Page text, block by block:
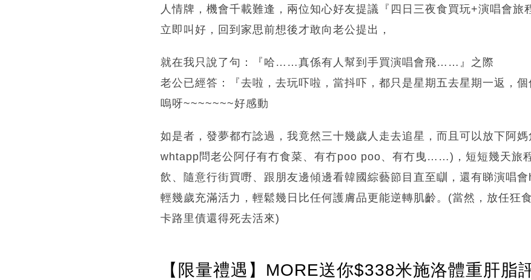
人情牌，機會千載難逢，兩位知心好友提議『四日三夜食買玩+演唱會旅
立即叫好，回到家思前想後才敢向老公提出，
就在我只說了句：『哈……真係有人幫到手買演唱會飛……』之際
老公已經答：『去啦，去玩吓啦，當抖吓，都只是星期五去星期一返，個
嗚呀~~~~~~~好感動
如是者，發夢都冇諗過，我竟然三十幾歲人走去追星，而且可以放下阿
whtapp問老公阿仔有冇食菜、有冇poo poo、有冇曳……)，短短幾天旅
飲、隨意行街買嘢、跟朋友邊傾邊看韓國綜藝節目直至瞓，還有睇演唱
輕幾歲充滿活力，輕鬆幾日比任何護膚品更能逆轉肌齡。(當然，放任狂
卡路里債還得死去活來)
【限量禮遇】MORE送你$338米施洛體重肝脂